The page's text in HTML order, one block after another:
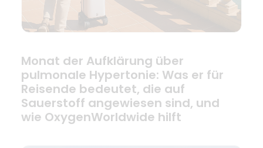
Monat der Aufklärung über
pulmonale Hypertonie: Was er für
Reisende bedeutet, die auf
Sauerstoff angewiesen sind, und
wie OxygenWorldwide hilft